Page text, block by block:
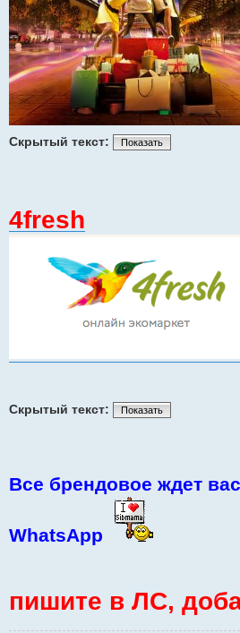
Скрытый текст: Показать
4fresh
Скрытый текст: Показать
Все брендовое ждет
WhatsApp
пишите в ЛС,